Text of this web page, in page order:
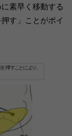
素早く移動する
す」ことがポイ